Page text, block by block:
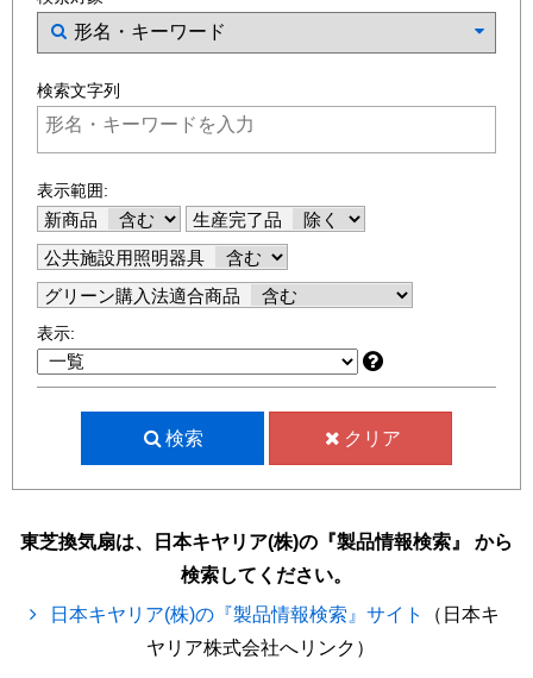
検索文字列
表示範囲:
新商品
生産完了品
公共施設用照明器具
グリーン購入法適合商品
表示:
検索 クリア
東芝換気扇は、日本キヤリア(株)の『製品情報検索』 から
検索してください。
日本キヤリア(株)の『製品情報検索』サイト
（日本キ
ヤリア株式会社へリンク）